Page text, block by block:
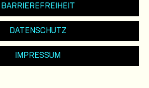
BARRIEREFREIHEIT
DATENSCHUTZ
IMPRESSUM